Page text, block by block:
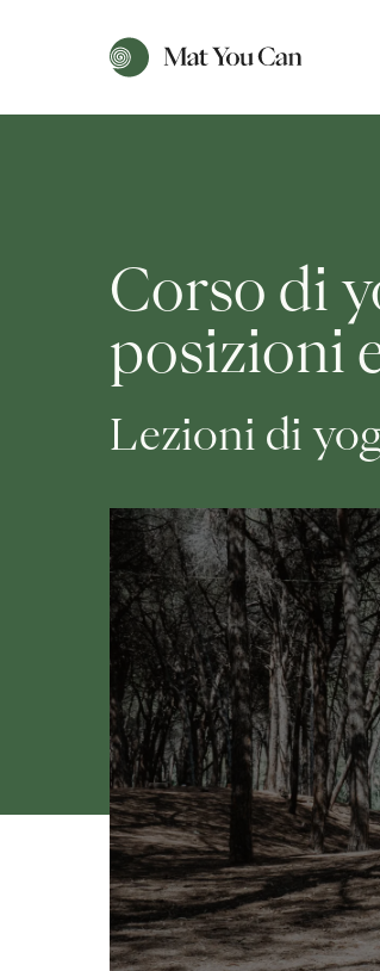
Corso di
posizioni
Lezioni di